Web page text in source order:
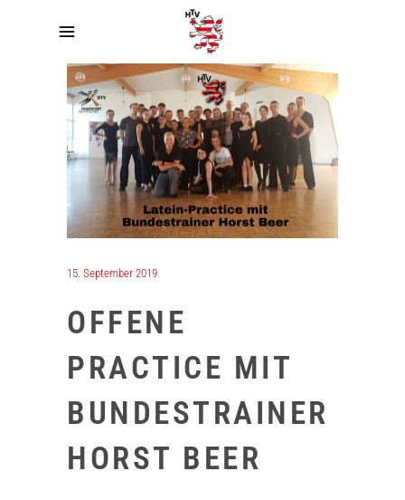
15. September 2019
OFFENE
PRACTICE MIT
BUNDESTRAINER
HORST BEER